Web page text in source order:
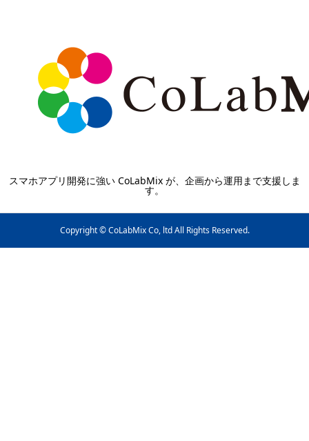
スマホアプリ開発に強い CoLabMix が、企画から運用まで支援しま
す。
Copyright © CoLabMix Co, ltd All Rights Reserved.